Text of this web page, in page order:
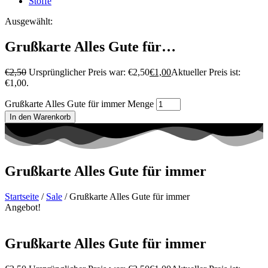
Ausgewählt:
Grußkarte Alles Gute für…
€2,50 Ursprünglicher Preis war: €2,50€1,00Aktueller Preis ist:
€1,00.
Grußkarte Alles Gute für immer Menge
In den Warenkorb
Grußkarte Alles Gute für immer
Startseite / Sale / Grußkarte Alles Gute für immer
Angebot!
Grußkarte Alles Gute für immer